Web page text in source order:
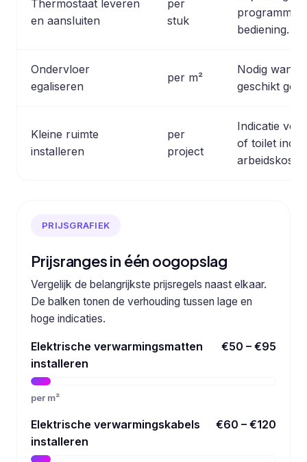
Thermostaat leveren
en aansluiten
per
stuk
bediening.
Ondervloer
egaliseren
per m²
Nodig
geschikt
Kleine ruimte
installeren
per
project
Indicatie
of toilet
PRIJSGRAFIEK
Prijsranges in één oogopslag
Vergelijk de belangrijkste prijsregels naast elkaar.
De balken tonen de verhouding tussen lage en
hoge indicaties.
Elektrische verwarmingsmatten
installeren
€50 – €95
per m²
Elektrische verwarmingskabels
installeren
€60 – €120